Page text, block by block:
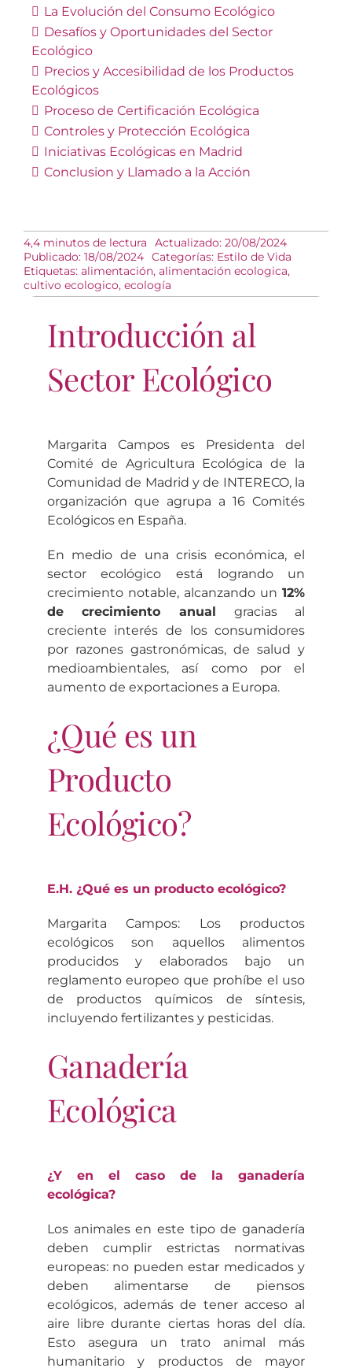
La Evolución del Consumo Ecológico
Desafíos y Oportunidades del Sector
Ecológico
Precios y Accesibilidad de los Productos
Ecológicos
Proceso de Certificación Ecológica
Controles y Protección Ecológica
Iniciativas Ecológicas en Madrid
Conclusion y Llamado a la Acción
4,4 minutos de lectura
Actualizado: 20/08/2024
Publicado: 18/08/2024 Categorías: Estilo de Vida
Etiquetas: alimentación, alimentación ecologica,
cultivo ecologico, ecología
Introducción al
Sector Ecológico
Margarita Campos es Presidenta del
Comité de Agricultura Ecológica de la
Comunidad de Madrid y de INTERECO, la
organización que agrupa a 16 Comités
Ecológicos en España.
En medio de una crisis económica, el
sector ecológico está logrando un
crecimiento notable, alcanzando un12%
de crecimiento anual gracias al
creciente interés de los consumidores
por razones gastronómicas, de salud y
medioambientales, así como por el
aumento de exportaciones a Europa.
¿Qué es un
Producto
Ecológico?
E.H. ¿Qué es un producto ecológico?
Margarita Campos: Los productos
ecológicos son aquellos alimentos
producidos y elaborados bajo un
reglamento europeo que prohíbe el uso
de productos químicos de síntesis,
incluyendo fertilizantes y pesticidas.
Ganadería
Ecológica
¿Y en el caso de la ganadería
ecológica?
Los animales en este tipo de ganadería
deben cumplir estrictas normativas
europeas: no pueden estar medicados y
deben alimentarse de piensos
ecológicos, además de tener acceso al
aire libre durante ciertas horas del día.
Esto asegura un trato animal más
humanitario y productos de mayor